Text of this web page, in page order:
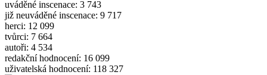
uváděné inscenace: 3 743
již neuváděné inscenace: 9 717
herci: 12 099
tvůrci: 7 664
autoři: 4 534
redakční hodnocení: 16 099
uživatelská hodnocení: 118 327